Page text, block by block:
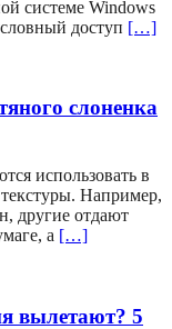
системе Windows
доступ […]
слоненка
использовать в
Например,
другие отдают
а […]
вылетают? 5